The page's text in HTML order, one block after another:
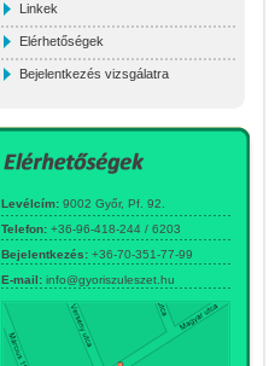
Linkek
Elérhetőségek
Bejelentkezés vizsgálatra
Levélcím: 9002 Győr, Pf. 92.
Telefon: +36-96-418-244 / 6203
Bejelentkezés: +36-70-351-77-99
E-mail: info@gyoriszuleszet.hu